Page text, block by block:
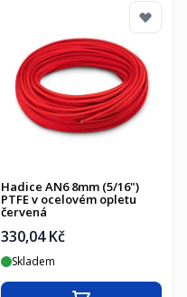
Hadice AN6 8mm (5/16")
PTFE v ocelovém opletu
červená
330,04 Kč
Skladem